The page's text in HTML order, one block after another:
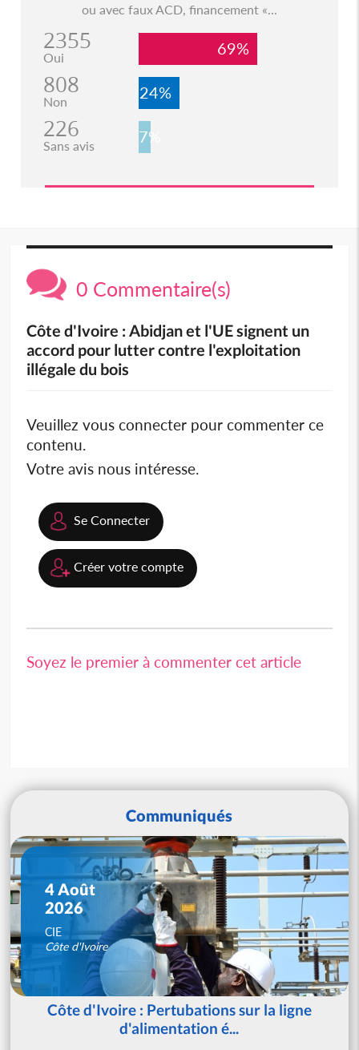
ou avec faux ACD, financement «...
2355
Oui 69%
808
Non 24%
226
Sans avis 7%
0 Commentaire(s)
Côte d'Ivoire : Abidjan et l'UE signent un
accord pour lutter contre l'exploitation
illégale du bois
Veuillez vous connecter pour commenter ce
contenu.
Votre avis nous intéresse.
Se Connecter
Créer votre compte
Soyez le premier à commenter cet article
Communiqués
4 Août
2026
CIE
Côte d'Ivoire
Côte d'Ivoire : Pertubations sur la ligne
d'alimentation é...